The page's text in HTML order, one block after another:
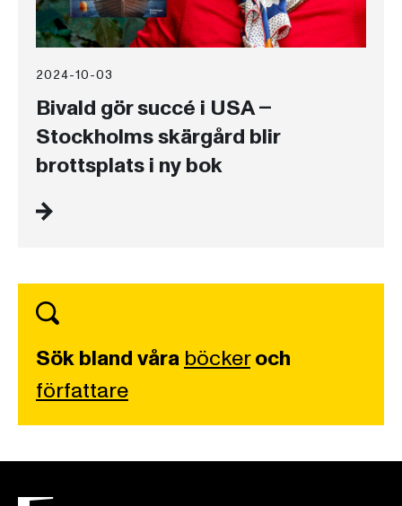
2024-10-03
Bivald gör succé i USA –
Stockholms skärgård blir
brottsplats i ny bok
Sök bland våra böckeroch
författare